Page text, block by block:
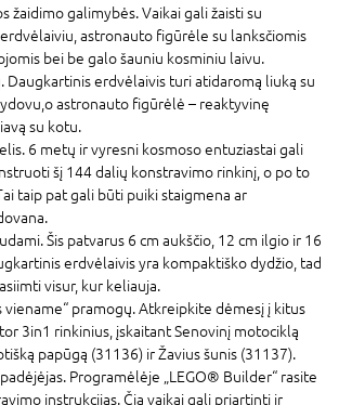
žaidimo galimybės. Vaikai gali žaisti su
astronauto figūrėle su lanksčiomis
bei be galo šauniu kosminiu laivu.
Daugkartinis erdvėlaivis turi atidaromą liuką su
astronauto figūrėlė – reaktyvinę
su kotu.
6 metų ir vyresni kosmoso entuziastai gali
šį 144 dalių konstravimo rinkinį, o po to
taip pat gali būti puiki staigmena ar
Šis patvarus 6 cm aukščio, 12 cm ilgio ir 16
erdvėlaivis yra kompaktiško dydžio, tad
visur, kur keliauja.
viename“ pramogų. Atkreipkite dėmesį į kitus
3in1 rinkinius, įskaitant Senovinį motociklą
papūgą (31136) ir Žavius šunis (31137).
Programėlėje „LEGO® Builder“ rasite
instrukcijas. Čia vaikai gali priartinti ir